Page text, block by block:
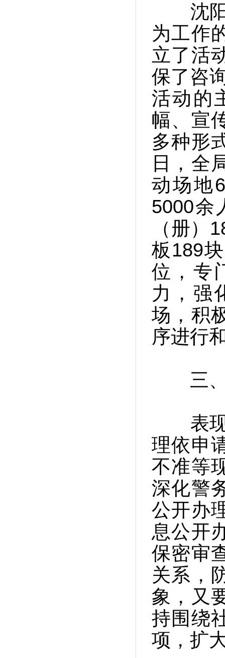
沈阳
为工作
立了活
保了咨
活动的
幅、宣
多种形
日，全
动场地
5000余
（册）
板189
位，专
力，强
场，积
序进行
三、
表现
理依申
不准等
深化警
公开办
息公开
保密审
关系，
象，又
持围绕
项，扩